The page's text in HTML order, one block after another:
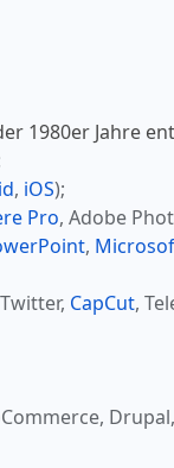
1980er Jahre
, iOS);
Pro, Adobe
,
CapCut,